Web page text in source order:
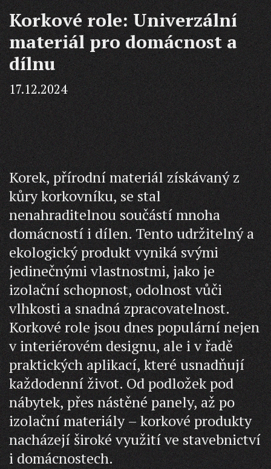
Korkové role: Univerzální
materiál pro domácnost a
dílnu
17.12.2024
Korek, přírodní materiál získávaný z
kůry korkovníku, se stal
nenahraditelnou součástí mnoha
domácností i dílen. Tento udržitelný a
ekologický produkt vyniká svými
jedinečnými vlastnostmi, jako je
izolační schopnost, odolnost vůči
vlhkosti a snadná zpracovatelnost.
Korkové role jsou dnes populární nejen
v interiérovém designu, ale i v řadě
praktických aplikací, které usnadňují
každodenní život. Od podložek pod
nábytek, přes nástěné panely, až po
izolační materiály – korkové produkty
nacházejí široké využití ve stavebnictví
i domácnostech.